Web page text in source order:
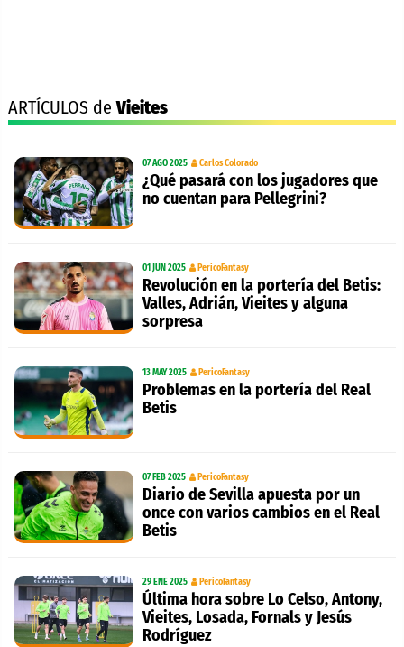
ARTÍCULOS deVieites
07 AGO 2025 Carlos Colorado
¿Qué pasará con los jugadores que
no cuentan para Pellegrini?
01 JUN 2025 PericoFantasy
Revolución en la portería del Betis:
Valles, Adrián, Vieites y alguna
sorpresa
13 MAY 2025 PericoFantasy
Problemas en la portería del Real
Betis
07 FEB 2025 PericoFantasy
Diario de Sevilla apuesta por un
once con varios cambios en el Real
Betis
29 ENE 2025 PericoFantasy
Última hora sobre Lo Celso, Antony,
Vieites, Losada, Fornals y Jesús
Rodríguez